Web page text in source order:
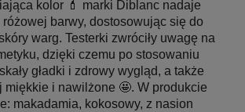
kolor 💄 marki Diblanc nadaje
barwy, dostosowując się do
warg. Testerki zwróciły uwagę na
dzięki czemu po stosowaniu
gładki i zdrowy wygląd, a także
miękkie i nawilżone 🤩. W produkcie
makadamia, kokosowy, z nasion